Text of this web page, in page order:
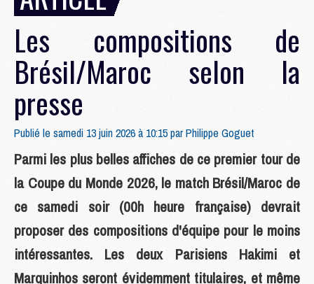
Les compositions de
Brésil/Maroc selon la
presse
Publié le samedi 13 juin 2026 à 10:15 parPhilippe Goguet
Parmi les plus belles affiches de ce premier tour de
la Coupe du Monde 2026, le match Brésil/Maroc de
ce samedi soir (00h heure française) devrait
proposer des compositions d'équipe pour le moins
intéressantes. Les deux Parisiens Hakimi et
Marquinhos seront évidemment titulaires, et même